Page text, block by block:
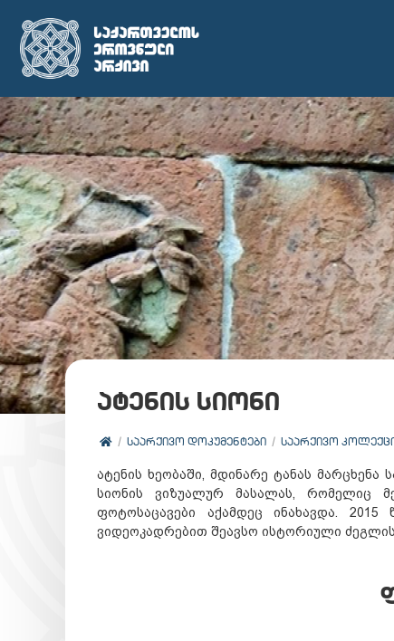
ატენის სიონი
ᲡᲐᲐᲠᲥᲘᲕᲝ ᲓᲝᲙᲣᲛᲔᲜᲢᲔᲑᲘ ᲡᲐᲐᲠᲥᲘᲕᲝ
ატენის ხეობაში, მდინარე ტანას მარცხენა
სიონის ვიზუალურ მასალას, რომელიც
ფოტოსაცავები აქამდეც ინახავდა.
ვიდეოკადრებით შეავსო ისტორიული ძეგლის